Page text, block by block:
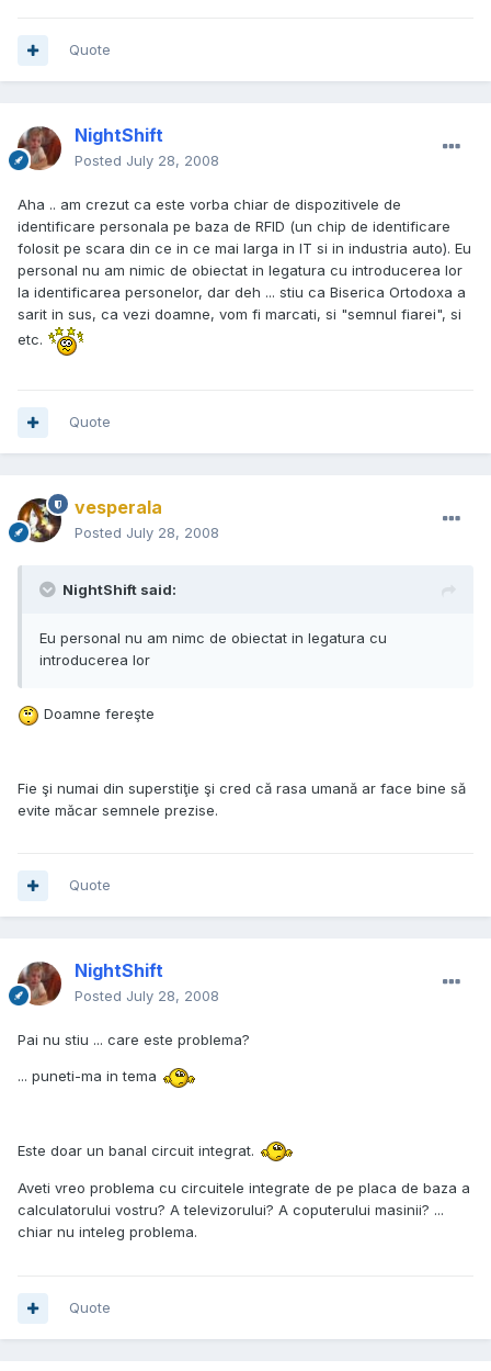
Quote
NightShift
Posted July 28, 2008
Aha .. am crezut ca este vorba chiar de dispozitivele de
identificare personala pe baza de RFID (un chip de identificare
folosit pe scara din ce in ce mai larga in IT si in industria auto). Eu
personal nu am nimic de obiectat in legatura cu introducerea lor
la identificarea personelor, dar deh ... stiu ca Biserica Ortodoxa a
sarit in sus, ca vezi doamne, vom fi marcati, si "semnul fiarei", si
etc.
Quote
vesperala
Posted July 28, 2008
NightShift said:
Eu personal nu am nimc de obiectat in legatura cu
introducerea lor
Doamne fereşte
Fie şi numai din superstiţie şi cred că rasa umană ar face bine să
evite măcar semnele prezise.
Quote
NightShift
Posted July 28, 2008
Pai nu stiu ... care este problema?
... puneti-ma in tema
Este doar un banal circuit integrat.
Aveti vreo problema cu circuitele integrate de pe placa de baza a
calculatorului vostru? A televizorului? A coputerului masinii? ...
chiar nu inteleg problema.
Quote